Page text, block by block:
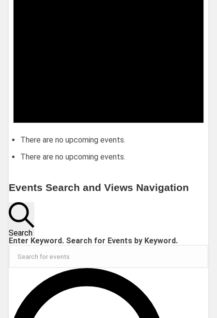
There are no upcoming events.
There are no upcoming events.
Events Search and Views Navigation
Search
Enter Keyword. Search for Events by Keyword.